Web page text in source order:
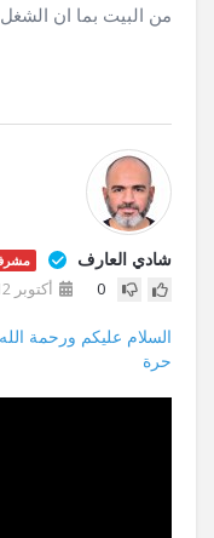
من البيت بما ان الشغل
شادي العارف
0 أكتوبر 12, 2024 في 8:10 ص
السلام عليكم ورحمة
حرة